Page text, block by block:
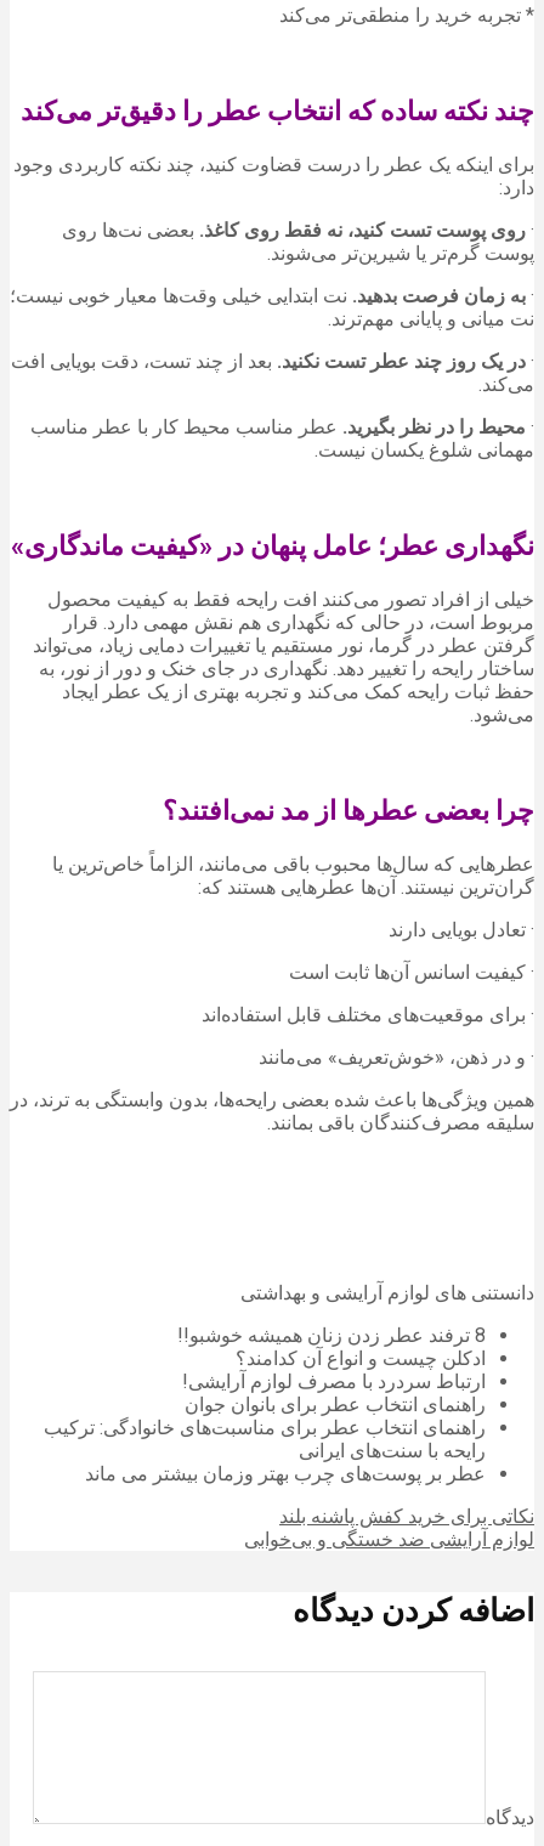
* تجربه خرید را منطقی‌تر می‌کند
چند نکته ساده که انتخاب عطر را دقیق‌تر می‌کند
برای اینکه یک عطر را درست قضاوت کنید، چند نکته کاربردی وجود
دارد:
· روی پوست تست کنید، نه فقط روی کاغذ. بعضی نت‌ها روی
پوست گرم‌تر یا شیرین‌تر می‌شوند.
· به زمان فرصت بدهید. نت ابتدایی خیلی وقت‌ها معیار خوبی نیست؛
نت میانی و پایانی مهم‌ترند.
· در یک روز چند عطر تست نکنید. بعد از چند تست، دقت بویایی افت
می‌کند.
· محیط را در نظر بگیرید. عطر مناسب محیط کار با عطر مناسب
مهمانی شلوغ یکسان نیست.
نگهداری عطر؛ عامل پنهان در «کیفیت ماندگاری»
خیلی از افراد تصور می‌کنند افت رایحه فقط به کیفیت محصول
مربوط است، در حالی که نگهداری هم نقش مهمی دارد. قرار
گرفتن عطر در گرما، نور مستقیم یا تغییرات دمایی زیاد، می‌تواند
ساختار رایحه را تغییر دهد. نگهداری در جای خنک و دور از نور، به
حفظ ثبات رایحه کمک می‌کند و تجربه بهتری از یک عطر ایجاد
می‌شود.
چرا بعضی عطرها از مد نمی‌افتند؟
عطرهایی که سال‌ها محبوب باقی می‌مانند، الزاماً خاص‌ترین یا
گران‌ترین نیستند. آن‌ها عطرهایی هستند که:
· تعادل بویایی دارند
· کیفیت اسانس آن‌ها ثابت است
· برای موقعیت‌های مختلف قابل استفاده‌اند
· و در ذهن، «خوش‌تعریف» می‌مانند
همین ویژگی‌ها باعث شده بعضی رایحه‌ها، بدون وابستگی به ترند، در
سلیقه مصرف‌کنندگان باقی بمانند.
دانستنی های لوازم آرایشی و بهداشتی
8 ترفند عطر زدن زنان همیشه خوشبو!!
ادکلن چیست و انواع آن کدامند؟
ارتباط سردرد با مصرف لوازم آرایشی!
راهنمای انتخاب عطر برای بانوان جوان
راهنمای انتخاب عطر برای مناسبت‌های خانوادگی: ترکیب
رایحه با سنت‌های ایرانی
عطر بر پوست‌های چرب بهتر وزمان بیشتر می ماند
نکاتی برای خرید کفش پاشنه بلند
لوازم آرایشی ضد خستگی و بی‌خوابی
اضافه کردن دیدگاه
دیدگاه